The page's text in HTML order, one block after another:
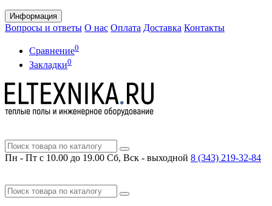
Информация
Вопросы и ответы О нас Оплата Доставка Контакты
Сравнение0
Закладки0
Пн - Пт с 10.00 до 19.00 Сб, Вск - выходной 8 (343) 219-32-84